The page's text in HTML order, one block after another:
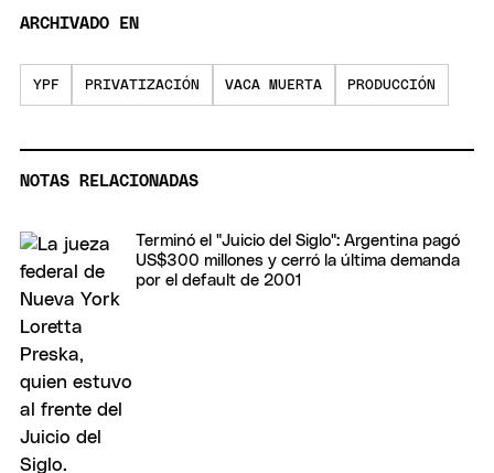
ARCHIVADO EN
YPF PRIVATIZACIÓN VACA MUERTA PRODUCCIÓN
NOTAS RELACIONADAS
Terminó el "Juicio del Siglo": Argentina pagó
US$300 millones y cerró la última demanda
por el default de 2001